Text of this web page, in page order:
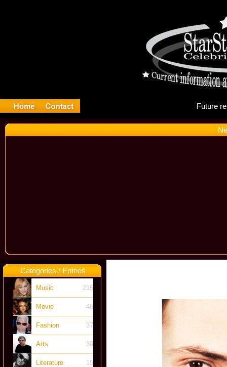
Categories / Entries
Music 215
Movie 46
Fashion 37
Arts 30
Literature 15